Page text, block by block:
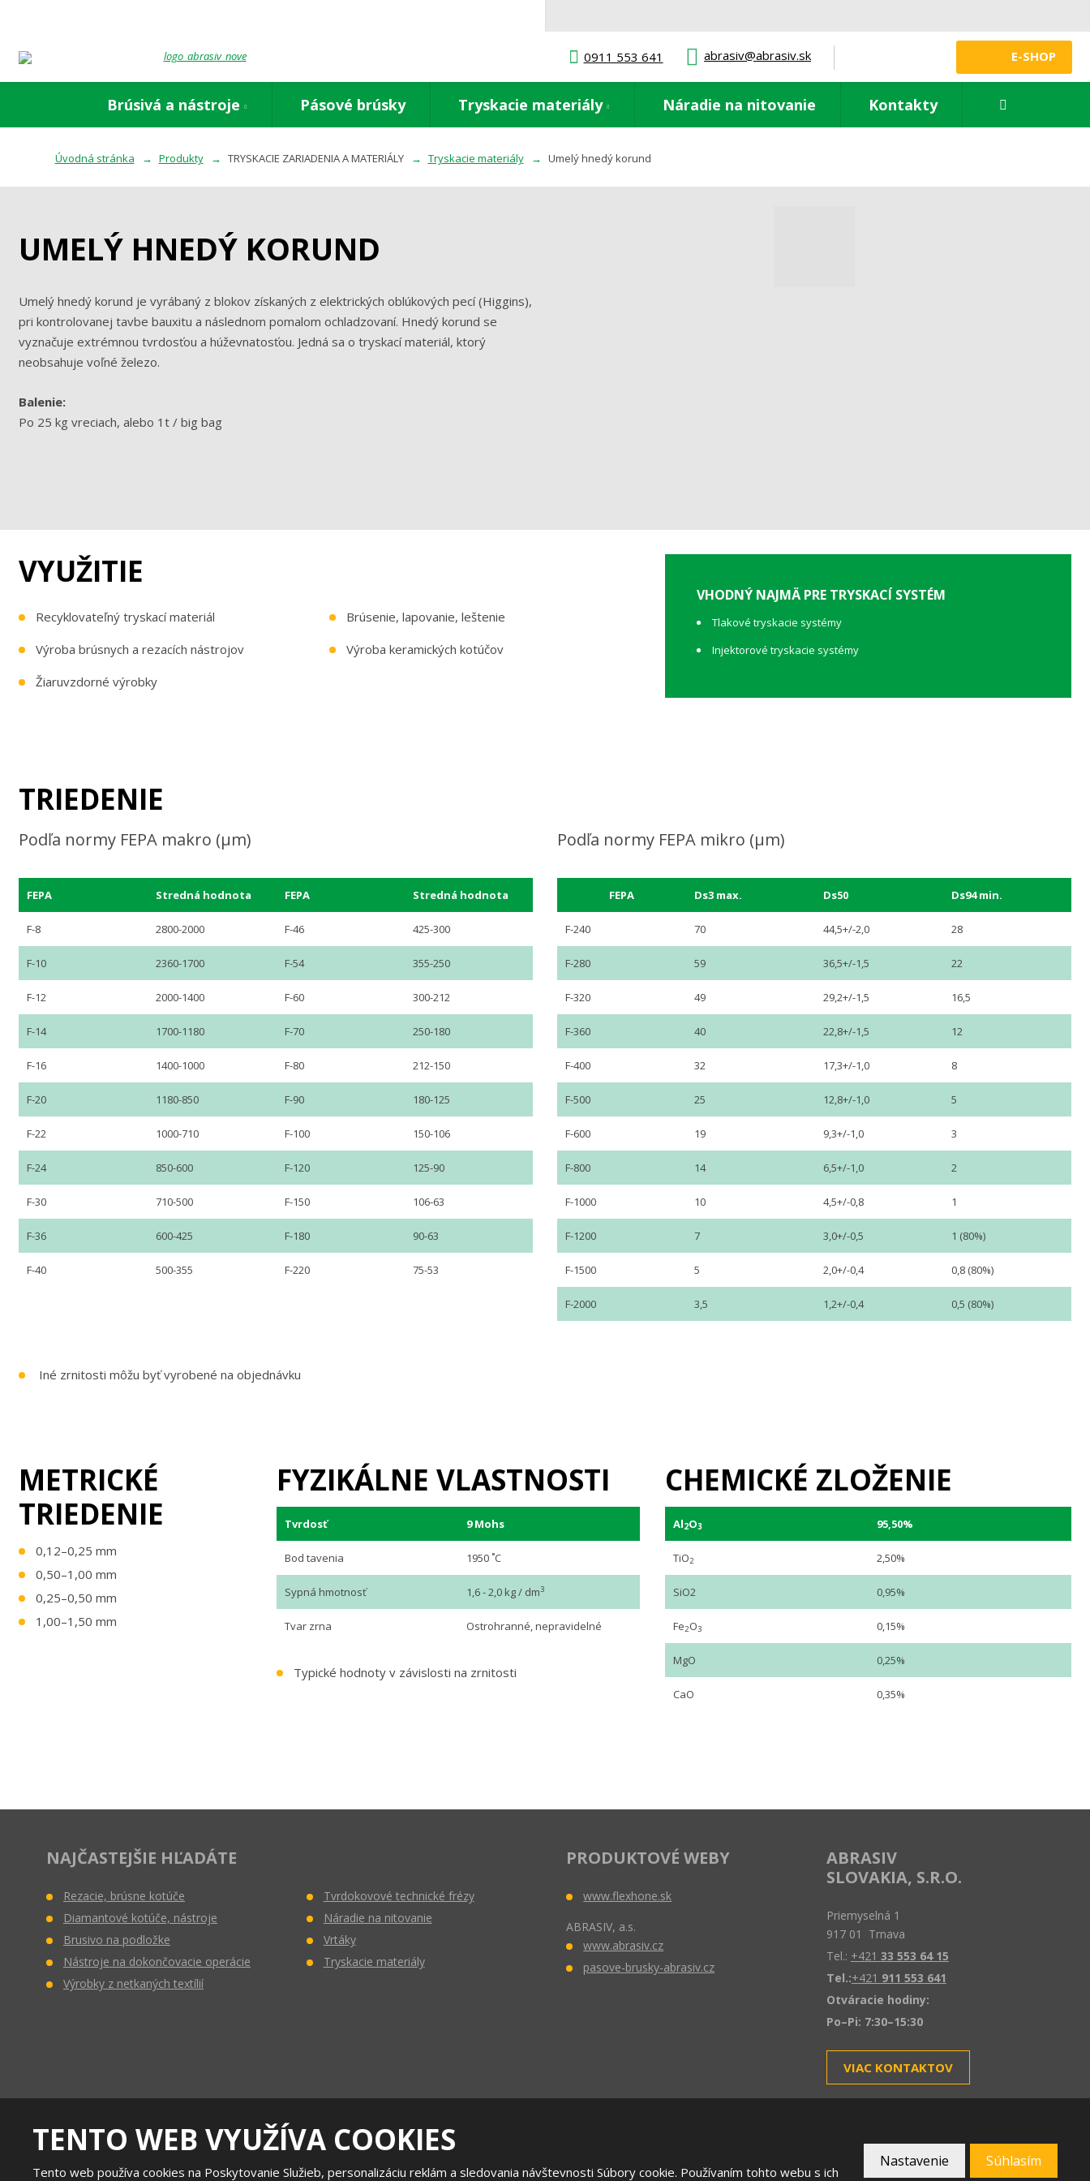
0911 553 641 abrasiv@abrasiv.sk E-SHOP
Brúsivá a nástroje Pásové brúsky Tryskacie materiály Náradie na nitovanie Kontakty
Úvodná stránka Produkty TRYSKACIE ZARIADENIA A MATERIÁLY Tryskacie materiály Umelý hnedý korund
UMELÝ HNEDÝ KORUND
Umelý hnedý korund je vyrábaný z blokov získaných z elektrických oblúkových pecí (Higgins),
pri kontrolovanej tavbe bauxitu a následnom pomalom ochladzovaní. Hnedý korund se
vyznačuje extrémnou tvrdosťou a húževnatosťou. Jedná sa o tryskací materiál, ktorý
neobsahuje voľné železo.
Balenie:
Po 25 kg vreciach, alebo 1t / big bag
VYUŽITIE
Recyklovateľný tryskací materiál
Brúsenie, lapovanie, leštenie
Výroba brúsnych a rezacích nástrojov
Výroba keramických kotúčov
Žiaruvzdorné výrobky
VHODNÝ NAJMÄ PRE TRYSKACÍ SYSTÉM
Tlakové tryskacie systémy
Injektorové tryskacie systémy
TRIEDENIE
Podľa normy FEPA makro (µm)
FEPA Stredná hodnota FEPA Stredná hodnota
F-8 2800-2000 F-46 425-300
F-10 2360-1700 F-54 355-250
F-12 2000-1400 F-60 300-212
F-14 1700-1180 F-70 250-180
F-16 1400-1000 F-80 212-150
F-20 1180-850 F-90 180-125
F-22 1000-710 F-100 150-106
F-24 850-600 F-120 125-90
F-30 710-500 F-150 106-63
F-36 600-425 F-180 90-63
F-40 500-355 F-220 75-53
Iné zrnitosti môžu byť vyrobené na objednávku
Podľa normy FEPA mikro (µm)
FEPA Ds3 max. Ds50 Ds94 min.
F-240 70 44,5+/-2,0 28
F-280 59 36,5+/-1,5 22
F-320 49 29,2+/-1,5 16,5
F-360 40 22,8+/-1,5 12
F-400 32 17,3+/-1,0 8
F-500 25 12,8+/-1,0 5
F-600 19 9,3+/-1,0 3
F-800 14 6,5+/-1,0 2
F-1000 10 4,5+/-0,8 1
F-1200 7 3,0+/-0,5 1 (80%)
F-1500 5 2,0+/-0,4 0,8 (80%)
F-2000 3,5 1,2+/-0,4 0,5 (80%)
METRICKÉ
TRIEDENIE
0,12–0,25 mm
0,50–1,00 mm
0,25–0,50 mm
1,00–1,50 mm
FYZIKÁLNE VLASTNOSTI
Tvrdosť 9 Mohs
Bod tavenia 1950 ˚C
Sypná hmotnosť 1,6 - 2,0 kg / dm3
Tvar zrna Ostrohranné, nepravidelné
Typické hodnoty v závislosti na zrnitosti
CHEMICKÉ ZLOŽENIE
Al2O3 95,50%
TiO2 2,50%
SiO2 0,95%
Fe2O3 0,15%
MgO 0,25%
CaO 0,35%
NAJČASTEJŠIE HĽADÁTE
Rezacie, brúsne kotúče
Diamantové kotúče, nástroje
Brusivo na podložke
Nástroje na dokončovacie operácie
Výrobky z netkaných textílií
Tvrdokovové technické frézy
Náradie na nitovanie
Vrtáky
Tryskacie materiály
PRODUKTOVÉ WEBY
www.flexhone.sk
ABRASIV, a.s.
www.abrasiv.cz
pasove-brusky-abrasiv.cz
ABRASIV
SLOVAKIA, S.R.O.
Priemyselná 1
917 01 Trnava
Tel.: +421 33 553 64 15
Tel.:+421 911 553 641
Otváracie hodiny:
Po–Pi: 7:30–15:30
VIAC KONTAKTOV
Mapa stránok |Podmienky používania
VYTVORILA
TENTO WEB VYUŽÍVA COOKIES
Tento web používa cookies na Poskytovanie Služieb, personalizáciu reklám a sledovania návštevnosti Súbory cookie. Používaním tohto webu s ich
Nastavenie Súhlasím